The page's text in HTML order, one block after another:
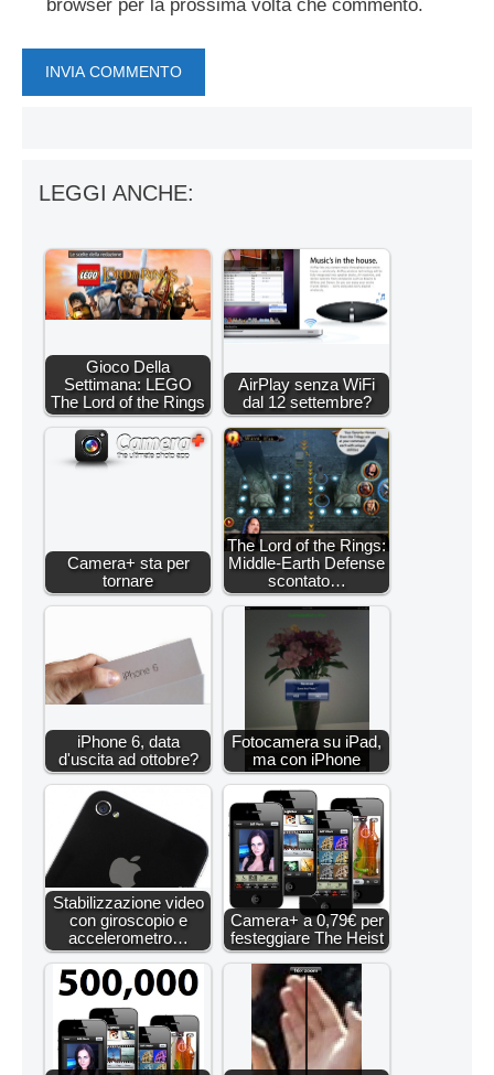
browser per la prossima volta che commento.
LEGGI ANCHE:
Gioco Della
Settimana: LEGO
The Lord of the Rings
AirPlay senza WiFi
dal 12 settembre?
Camera+ sta per
tornare
The Lord of the Rings:
Middle-Earth Defense
scontato…
iPhone 6, data
d'uscita ad ottobre?
Fotocamera su iPad,
ma con iPhone
Stabilizzazione video
con giroscopio e
accelerometro…
Camera+ a 0,79€ per
festeggiare The Heist